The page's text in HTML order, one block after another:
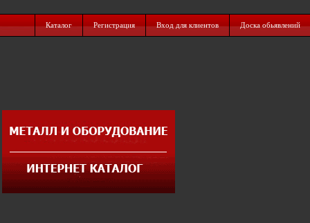
Каталог Регистрация Вход для клиентов Доска обьявлений